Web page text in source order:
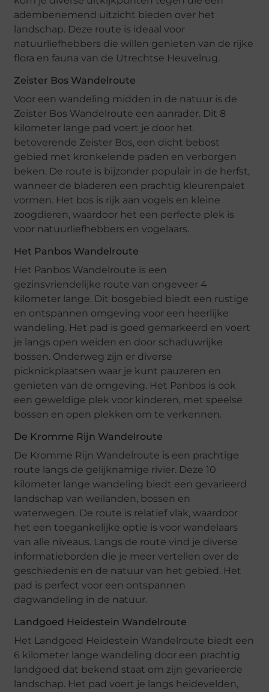
adembenemend uitzicht bieden over het
landschap. Deze route is ideaal voor
natuurliefhebbers die willen genieten van de rijke
flora en fauna van de Utrechtse Heuvelrug.
Zeister Bos Wandelroute
Voor een wandeling midden in de natuur is de
Zeister Bos Wandelroute een aanrader. Dit 8
kilometer lange pad voert je door het
betoverende Zeister Bos, een dicht bebost
gebied met kronkelende paden en verborgen
beken. De route is bijzonder populair in de herfst,
wanneer de bladeren een prachtig kleurenpalet
vormen. Het bos is rijk aan vogels en kleine
zoogdieren, waardoor het een perfecte plek is
voor natuurliefhebbers en vogelaars.
Het Panbos Wandelroute
Het Panbos Wandelroute is een
gezinsvriendelijke route van ongeveer 4
kilometer lange. Dit bosgebied biedt een rustige
en ontspannen omgeving voor een heerlijke
wandeling. Het pad is goed gemarkeerd en voert
je langs open weiden en door schaduwrijke
bossen. Onderweg zijn er diverse
picknickplaatsen waar je kunt pauzeren en
genieten van de omgeving. Het Panbos is ook
een geweldige plek voor kinderen, met speelse
bossen en open plekken om te verkennen.
De Kromme Rijn Wandelroute
De Kromme Rijn Wandelroute is een prachtige
route langs de gelijknamige rivier. Deze 10
kilometer lange wandeling biedt een gevarieerd
landschap van weilanden, bossen en
waterwegen. De route is relatief vlak, waardoor
het een toegankelijke optie is voor wandelaars
van alle niveaus. Langs de route vind je diverse
informatieborden die je meer vertellen over de
geschiedenis en de natuur van het gebied. Het
pad is perfect voor een ontspannen
dagwandeling in de natuur.
Landgoed Heidestein Wandelroute
Het Landgoed Heidestein Wandelroute biedt een
6 kilometer lange wandeling door een prachtig
landgoed dat bekend staat om zijn gevarieerde
landschap. Het pad voert je langs heidevelden,